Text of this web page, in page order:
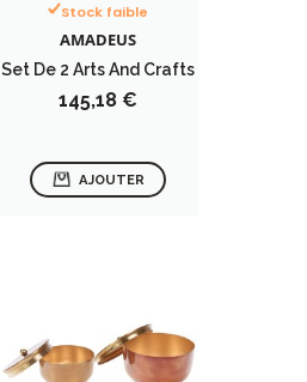
Stock faible
AMADEUS
Set De 2 Arts And Crafts
Prix
145,18 €
AJOUTER